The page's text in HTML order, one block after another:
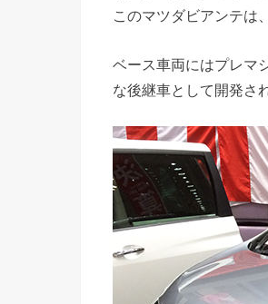
このマツダビアンテは
ベース車両にはプレマ
な後継車として開発さ